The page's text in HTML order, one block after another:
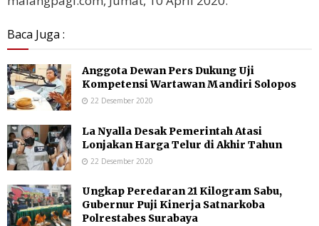
Baca Juga :
Anggota Dewan Pers Dukung Uji
Kompetensi Wartawan Mandiri Solopos
22 Desember 2020
La Nyalla Desak Pemerintah Atasi
Lonjakan Harga Telur di Akhir Tahun
22 Desember 2020
Ungkap Peredaran 21 Kilogram Sabu,
Gubernur Puji Kinerja Satnarkoba
Polrestabes Surabaya